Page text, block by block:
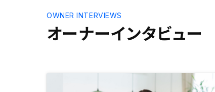
オーナーインタビュー
OWNER INTERVIEWS